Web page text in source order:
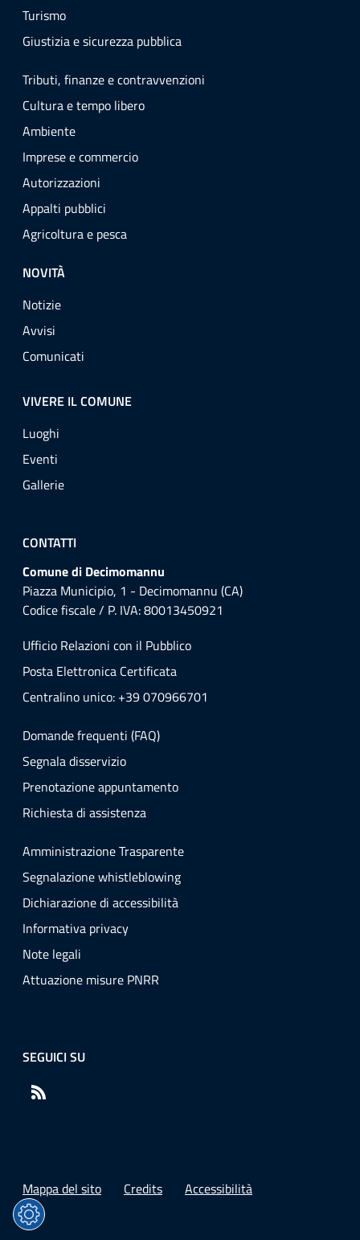
Turismo
Giustizia e sicurezza pubblica
Tributi, finanze e contravvenzioni
Cultura e tempo libero
Ambiente
Imprese e commercio
Autorizzazioni
Appalti pubblici
Agricoltura e pesca
NOVITÀ
Notizie
Avvisi
Comunicati
VIVERE IL COMUNE
Luoghi
Eventi
Gallerie
CONTATTI
Comune di Decimomannu
Piazza Municipio, 1 - Decimomannu (CA)
Codice fiscale / P. IVA: 80013450921
Ufficio Relazioni con il Pubblico
Posta Elettronica Certificata
Centralino unico: +39 070966701
Domande frequenti (FAQ)
Segnala disservizio
Prenotazione appuntamento
Richiesta di assistenza
Amministrazione Trasparente
Segnalazione whistleblowing
Dichiarazione di accessibilità
Informativa privacy
Note legali
Attuazione misure PNRR
SEGUICI SU
Mappa del sito Credits Accessibilità